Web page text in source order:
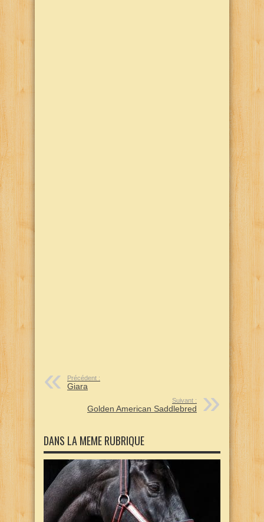
Précédent :
Giara
Suivant :
Golden American Saddlebred
DANS LA MEME RUBRIQUE